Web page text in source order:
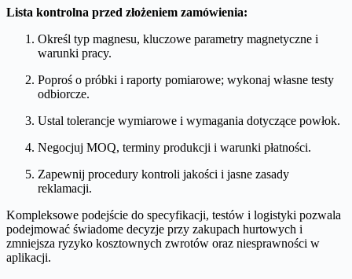
Lista kontrolna przed złożeniem zamówienia:
Określ typ magnesu, kluczowe parametry magnetyczne i
warunki pracy.
Poproś o próbki i raporty pomiarowe; wykonaj własne testy
odbiorcze.
Ustal tolerancje wymiarowe i wymagania dotyczące powłok.
Negocjuj MOQ, terminy produkcji i warunki płatności.
Zapewnij procedury kontroli jakości i jasne zasady
reklamacji.
Kompleksowe podejście do specyfikacji, testów i logistyki pozwala
podejmować świadome decyzje przy zakupach hurtowych i
zmniejsza ryzyko kosztownych zwrotów oraz niesprawności w
aplikacji.